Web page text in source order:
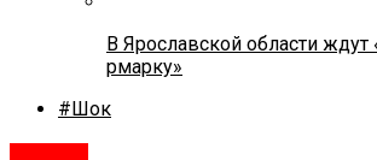
В Ярославской области
рмарку»
#Шок